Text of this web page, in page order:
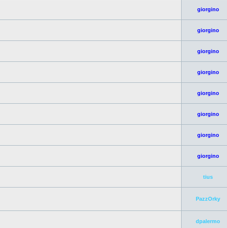
giorgino
giorgino
giorgino
giorgino
giorgino
giorgino
giorgino
giorgino
tius
PazzOrky
dpalermo